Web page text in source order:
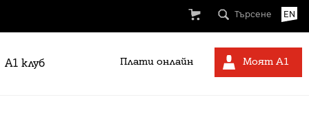
Търсене EN
A1 клуб Плати онлайн Моят А1